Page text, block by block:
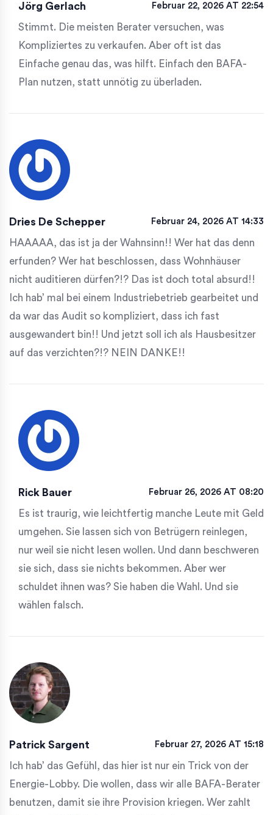
Jörg Gerlach Februar 22, 2026 AT 22:54
Stimmt. Die meisten Berater versuchen, was
Kompliziertes zu verkaufen. Aber oft ist das
Einfache genau das, was hilft. Einfach den BAFA-
Plan nutzen, statt unnötig zu überladen.
Dries De Schepper Februar 24, 2026 AT 14:33
HAAAAA, das ist ja der Wahnsinn!! Wer hat das denn
erfunden? Wer hat beschlossen, dass Wohnhäuser
nicht auditieren dürfen?!? Das ist doch total absurd!!
Ich hab’ mal bei einem Industriebetrieb gearbeitet und
da war das Audit so kompliziert, dass ich fast
ausgewandert bin!! Und jetzt soll ich als Hausbesitzer
auf das verzichten?!? NEIN DANKE!!
Rick Bauer Februar 26, 2026 AT 08:20
Es ist traurig, wie leichtfertig manche Leute mit Geld
umgehen. Sie lassen sich von Betrügern reinlegen,
nur weil sie nicht lesen wollen. Und dann beschweren
sie sich, dass sie nichts bekommen. Aber wer
schuldet ihnen was? Sie haben die Wahl. Und sie
wählen falsch.
Patrick Sargent Februar 27, 2026 AT 15:18
Ich hab’ das Gefühl, das hier ist nur ein Trick von der
Energie-Lobby. Die wollen, dass wir alle BAFA-Berater
benutzen, damit sie ihre Provision kriegen. Wer zahlt